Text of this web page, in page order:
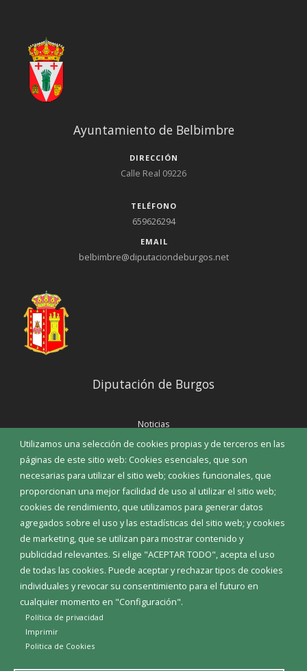
Utilizamos una selección de cookies propias y de terceros en las
páginas de este sitio web: Cookies esenciales, que son
necesarias para utilizar el sitio web; cookies funcionales, que
proporcionan una mejor facilidad de uso al utilizar el sitio web;
cookies de rendimiento, que utilizamos para generar datos
agregados sobre el uso y las estadísticas del sitio web; y cookies
de marketing, que se utilizan para mostrar contenido y
publicidad relevantes. Si elige "ACEPTAR TODO", acepta el uso
de todas las cookies. Puede aceptar y rechazar tipos de cookies
individuales y revocar su consentimiento para el futuro en
cualquier momento en "Configuración".
Política de privacidad
Imprimir
Politica de Cookies
Ayuntamiento de Belbimbre
DIRECCIÓN
Calle Real 09226
TELÉFONO
659626294
EMAIL
belbimbre@diputaciondeburgos.net
Diputación de Burgos
Noticias
Eventos
Corporación Municipal
Teléfonos de interés
INICIAR SESIÓN
MAPA WEB